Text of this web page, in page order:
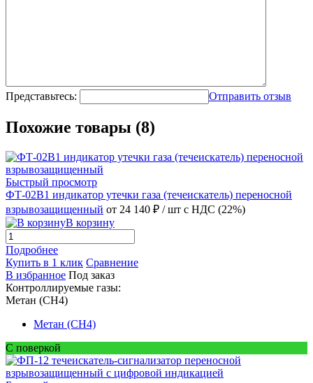
Представьтесь: Отправить отзыв
Похожие товары (8)
Быстрый просмотр
ФТ-02В1 индикатор утечки газа (течеискатель) переносной
взрывозащищенный от 24 140 ₽ / шт с НДС (22%)
В корзину
Подробнее
Купить в 1 клик Сравнение
В избранное Под заказ
Контроллируемые газы:
Метан (CH4)
Метан (CH4)
С поверкой